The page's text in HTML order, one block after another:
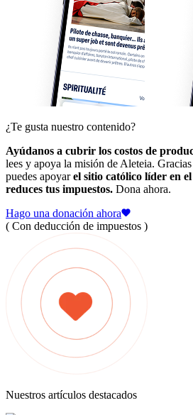
¿Te gusta nuestro contenido?
Ayúdanos a cubrir los costos de
lees y apoya la misión de Aleteia.
puedes apoyarel sitio católico líder en
reduces tus impuestos. Dona ahora.
Hago una donación ahora
( Con deducción de impuestos )
Nuestros artículos destacados